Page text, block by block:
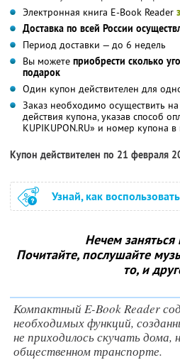
Электронная книга E-Book Reader
Доставка по всей России
Период доставки — до 6 недель
Вы можете приобрести сколько
подарок
Один купон действителен для
Заказ необходимо осуществить на
действия купона, указав способ
KUPIKUPON.RU» и номер купона
Купон действителен по 21 февраля
Узнай, как
Нечем заняться
Почитайте, послушайте
то, и
Компактный E-Book Reader
необходимых функций,
не приходилось скучать дома,
общественном транспорте.